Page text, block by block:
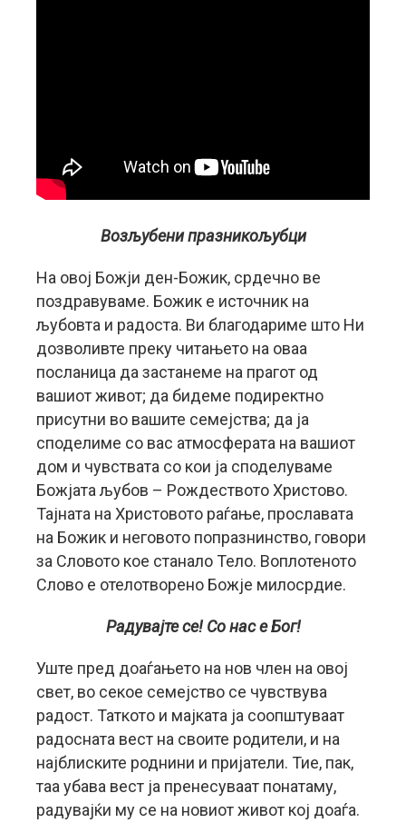
Возљубени празникољубци
На овој Божји ден-Божик, срдечно ве
поздравуваме. Божик е источник на
љубовта и радоста. Ви благодариме што Ни
дозволивте преку читањето на оваа
посланица да застанеме на прагот од
вашиот живот; да бидеме подиректно
присутни во вашите семејства; да ја
споделиме со вас атмосферата на вашиот
дом и чувствата со кои ја споделуваме
Божјата љубов – Рождеството Христово.
Тајната на Христовото раѓање, прославата
на Божик и неговото попразнинство, говори
за Словото кое станало Тело. Воплотеното
Слово е отелотворено Божје милосрдие.
Радувајте се! Со нас е Бог!
Уште пред доаѓањето на нов член на овој
свет, во секое семејство се чувствува
радост. Таткото и мајката ја соопштуваат
радосната вест на своите родители, и на
најблиските роднини и пријатели. Тие, пак,
таа убава вест ја пренесуваат понатаму,
радувајќи му се на новиот живот кој доаѓа.